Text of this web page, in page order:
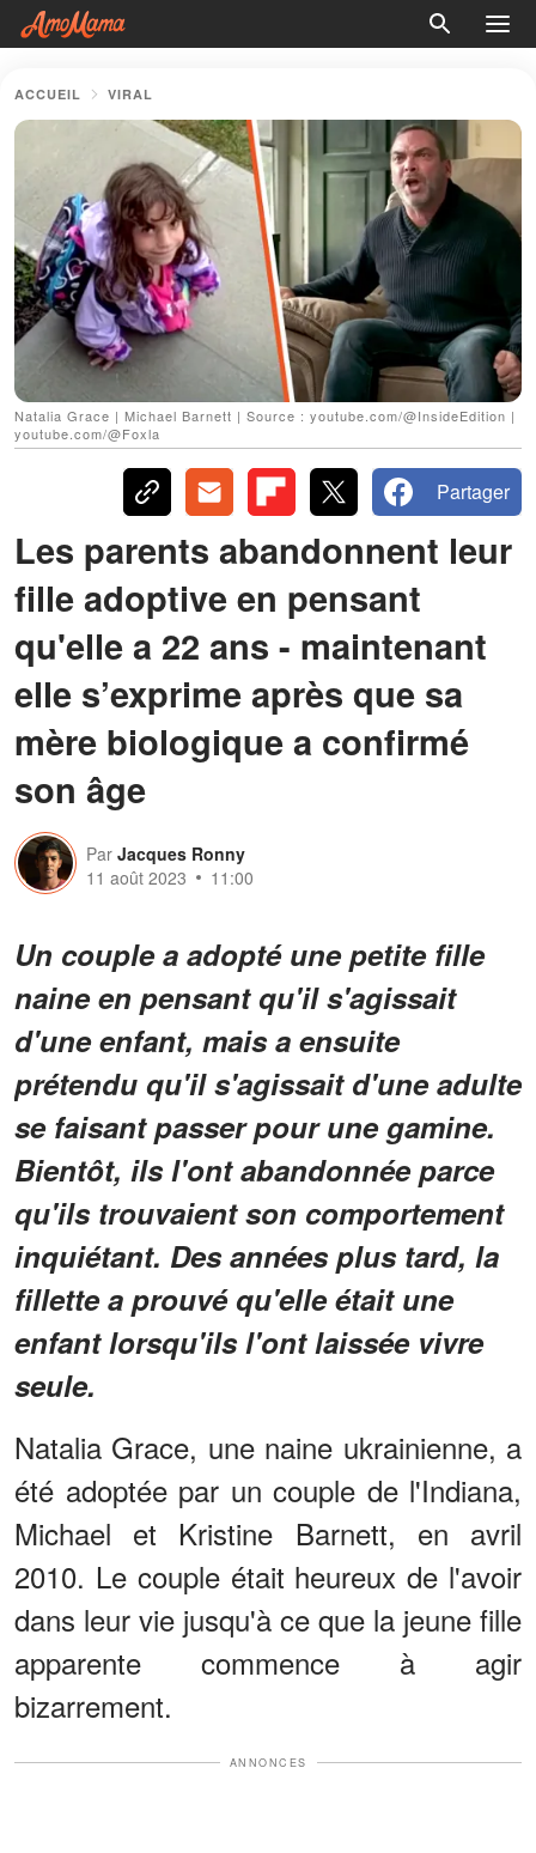
ACCUEIL VIRAL
Natalia Grace | Michael Barnett | Source : youtube.com/@InsideEdition |
youtube.com/@Foxla
Partager
Les parents abandonnent leur
fille adoptive en pensant
qu'elle a 22 ans - maintenant
elle s’exprime après que sa
mère biologique a confirmé
son âge
Par Jacques Ronny
11 août 2023
11:00
Un couple a adopté une petite fille
naine en pensant qu'il s'agissait
d'une enfant, mais a ensuite
prétendu qu'il s'agissait d'une adulte
se faisant passer pour une gamine.
Bientôt, ils l'ont abandonnée parce
qu'ils trouvaient son comportement
inquiétant. Des années plus tard, la
fillette a prouvé qu'elle était une
enfant lorsqu'ils l'ont laissée vivre
seule.
Natalia Grace, une naine ukrainienne, a
été adoptée par un couple de l'Indiana,
Michael et Kristine Barnett, en avril
2010. Le couple était heureux de l'avoir
dans leur vie jusqu'à ce que la jeune fille
apparente commence à agir
bizarrement.
ANNONCES